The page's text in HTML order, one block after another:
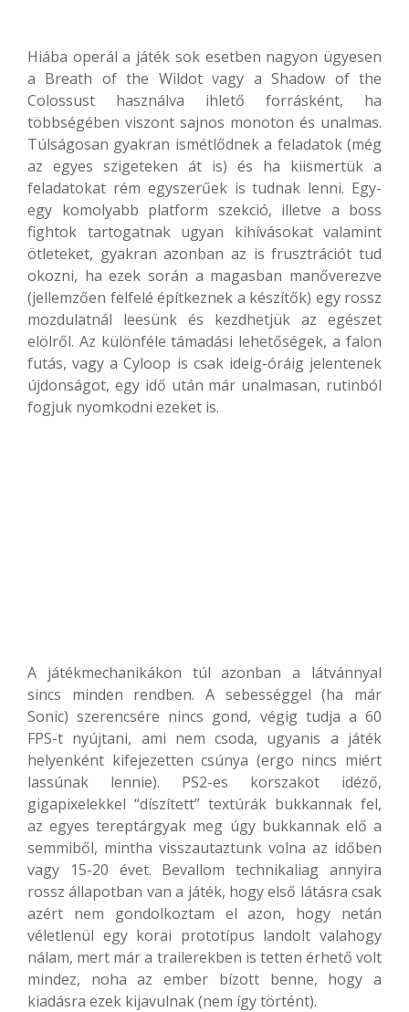
Hiába operál a játék sok esetben nagyon ügyesen
a Breath of the Wildot vagy a Shadow of the
Colossust használva ihlető forrásként, ha
többségében viszont sajnos monoton és unalmas.
Túlságosan gyakran ismétlődnek a feladatok (még
az egyes szigeteken át is) és ha kiismertük a
feladatokat rém egyszerűek is tudnak lenni. Egy-
egy komolyabb platform szekció, illetve a boss
fightok tartogatnak ugyan kihívásokat valamint
ötleteket, gyakran azonban az is frusztrációt tud
okozni, ha ezek során a magasban manőverezve
(jellemzően felfelé építkeznek a készítők) egy rossz
mozdulatnál leesünk és kezdhetjük az egészet
elölről. Az különféle támadási lehetőségek, a falon
futás, vagy a Cyloop is csak ideig-óráig jelentenek
újdonságot, egy idő után már unalmasan, rutinból
fogjuk nyomkodni ezeket is.
A játékmechanikákon túl azonban a látvánnyal
sincs minden rendben. A sebességgel (ha már
Sonic) szerencsére nincs gond, végig tudja a 60
FPS-t nyújtani, ami nem csoda, ugyanis a játék
helyenként kifejezetten csúnya (ergo nincs miért
lassúnak lennie). PS2-es korszakot idéző,
gigapixelekkel “díszített” textúrák bukkannak fel,
az egyes tereptárgyak meg úgy bukkannak elő a
semmiből, mintha visszautaztunk volna az időben
vagy 15-20 évet. Bevallom technikaliag annyira
rossz állapotban van a játék, hogy első látásra csak
azért nem gondolkoztam el azon, hogy netán
véletlenül egy korai prototípus landolt valahogy
nálam, mert már a trailerekben is tetten érhető volt
mindez, noha az ember bízott benne, hogy a
kiadásra ezek kijavulnak (nem így történt).